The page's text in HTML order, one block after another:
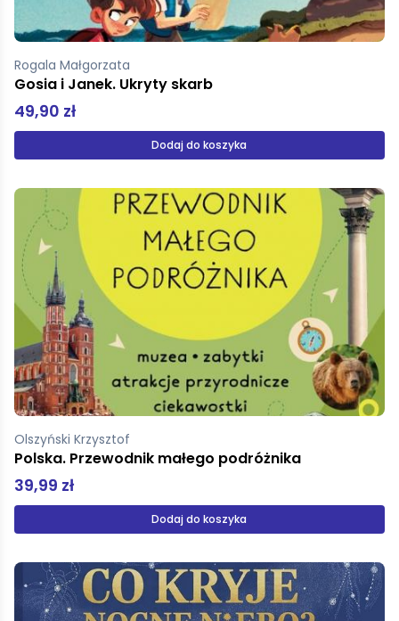
Rogala Małgorzata
Gosia i Janek. Ukryty skarb
49,90 zł
Dodaj do koszyka
Olszyński Krzysztof
Polska. Przewodnik małego podróżnika
39,99 zł
Dodaj do koszyka